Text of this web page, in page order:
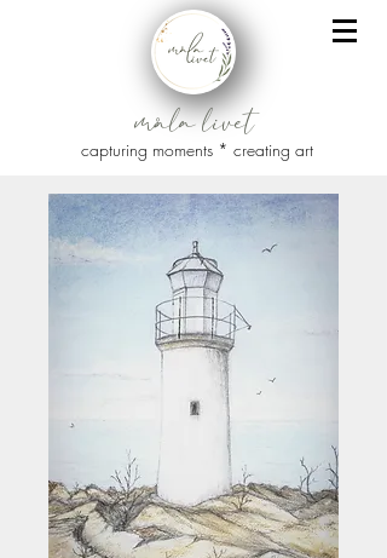
måla livet
capturing moments * creating art